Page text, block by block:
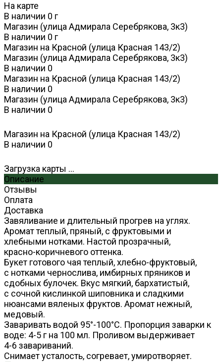
На карте
В наличии 0 г
Магазин (улица Адмирала Серебрякова, 3к3)
В наличии 0 г
Магазин на Красной (улица Красная 143/2)
Магазин (улица Адмирала Серебрякова, 3к3)
В наличии 0
Магазин на Красной (улица Красная 143/2)
В наличии 0
Магазин (улица Адмирала Серебрякова, 3к3)
В наличии 0
Магазин на Красной (улица Красная 143/2)
В наличии 0
Загрузка карты ...
Описание
Отзывы
Оплата
Доставка
Завяливание и длительный прогрев на углях.
Аромат теплый, пряный, с фруктовыми и
хлебными нотками. Настой прозрачный,
красно-коричневого оттенка.
Букет готового чая теплый, хлебно-фруктовый,
с нотками чернослива, имбирных пряников и
сдобных булочек. Вкус мягкий, бархатистый,
с сочной кислинкой шиповника и сладкими
нюансами вяленых фруктов. Аромат нежный,
медовый.
Заваривать водой 95°-100°С. Пропорция заварки к
воде: 4-5 г на 100 мл. Проливом выдерживает
4-6 завариваний.
Снимает усталость, согревает, умиротворяет.